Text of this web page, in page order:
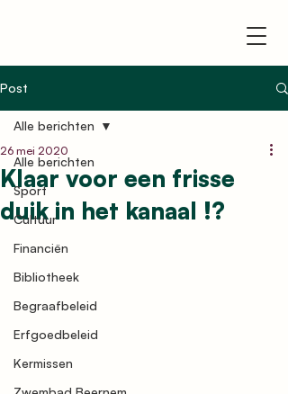
Post
Alle berichten
Sport
Cultuur
Financiën
Bibliotheek
Begraafbeleid
Erfgoedbeleid
Kermissen
Alle berichten
Klaar voor een frisse
duik in het kanaal !?
26 mei 2020